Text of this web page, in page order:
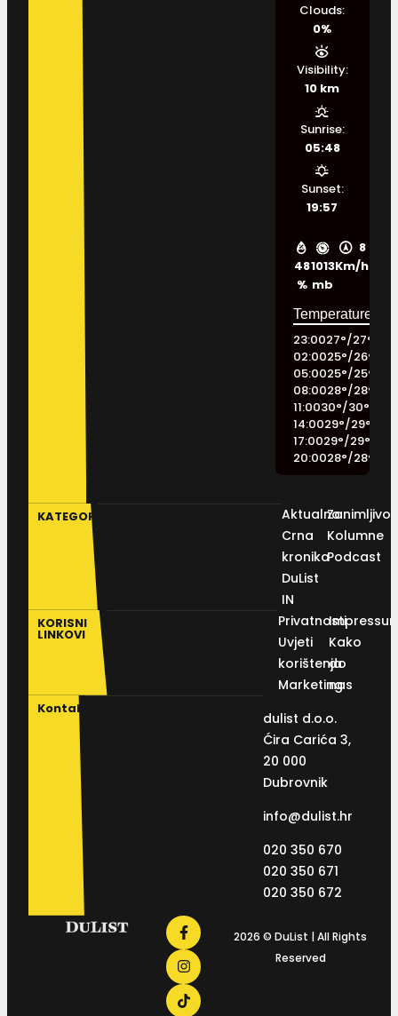
48
%
1013
mb
8
Km/h
Clouds:
0%
Visibility:
10 km
Sunrise:
05:48
Sunset:
19:57
23:0027°/27°
02:0025°/26°
05:0025°/25°
08:0028°/28°
11:0030°/30°
14:0029°/29°
17:0029°/29°
20:0028°/28°
KATEGORIJE
Aktualno
Crna
kronika
DuList
IN
Kolumne
Podcast
KORISNI
LINKOVI
Privatnosti
Uvjeti
korištenja
Marketing
Kako
do
nas
Kontakt
dulist d.o.o.
Ćira Carića 3,
20 000
Dubrovnik
info@dulist.hr
020 350 670
020 350 671
020 350 672
2026 © DuList | All Rights
Reserved